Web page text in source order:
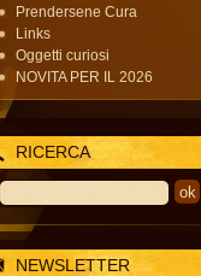
Prendersene Cura
Links
Oggetti curiosi
NOVITA PER IL 2026
RICERCA
NEWSLETTER